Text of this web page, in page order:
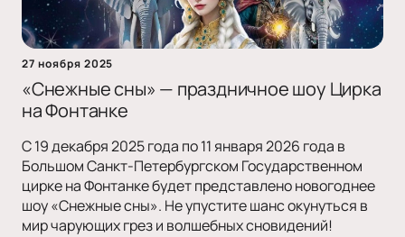
27 ноября 2025
«Снежные сны» — праздничное шоу Цирка
на Фонтанке
С 19 декабря 2025 года по 11 января 2026 года в
Большом Санкт-Петербургском Государственном
цирке на Фонтанке будет представлено новогоднее
шоу «Снежные сны». Не упустите шанс окунуться в
мир чарующих грез и волшебных сновидений!